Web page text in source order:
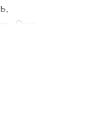
Они
и
с